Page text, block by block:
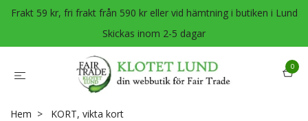
Frakt 59 kr, fri frakt från 590 kr eller vid hämtning i butiken i Lund
Skickas inom 2-5 dagar
0
Hem
KORT, vikta kort